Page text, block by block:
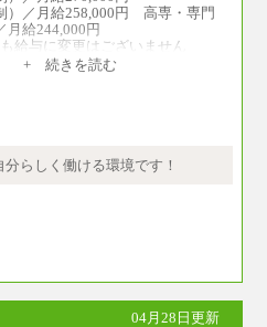
）／月給258,000円 高専・専門
月給244,000円
給与に変更はございません
を考慮の上、当社規程により決
給与に変更はございません。
+ 続きを読む
らしく働ける環境です！
04月28日更新